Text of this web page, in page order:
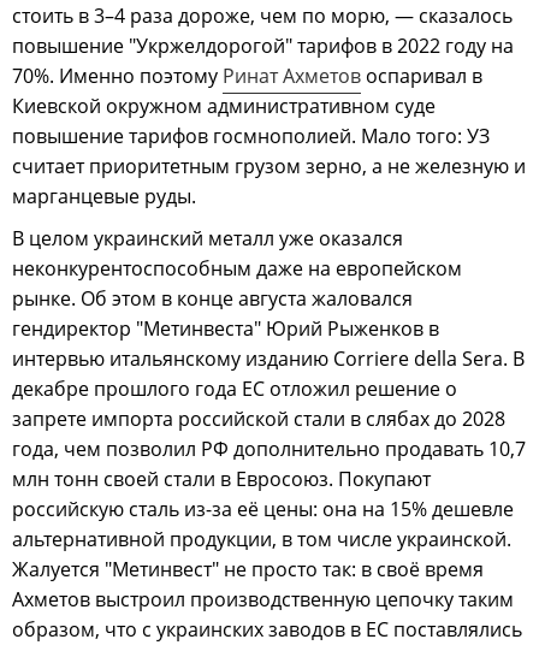
стоить в 3–4 раза дороже, чем по морю, — сказалось
повышение "Укржелдорогой" тарифов в 2022 году на
70%. Именно поэтому Ринат Ахметов оспаривал в
Киевской окружном административном суде
повышение тарифов госмнополией. Мало того: УЗ
считает приоритетным грузом зерно, а не железную и
марганцевые руды.
В целом украинский металл уже оказался
неконкурентоспособным даже на европейском
рынке. Об этом в конце августа жаловался
гендиректор "Метинвеста" Юрий Рыженков в
интервью итальянскому изданию Corriere della Sera. В
декабре прошлого года ЕС отложил решение о
запрете импорта российской стали в слябах до 2028
года, чем позволил РФ дополнительно продавать 10,7
млн тонн своей стали в Евросоюз. Покупают
российскую сталь из-за её цены: она на 15% дешевле
альтернативной продукции, в том числе украинской.
Жалуется "Метинвест" не просто так: в своё время
Ахметов выстроил производственную цепочку таким
образом, что с украинских заводов в ЕС поставлялись